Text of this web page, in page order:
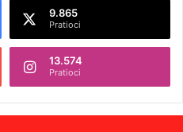
9.865
Pratioci
13.574
Pratioci